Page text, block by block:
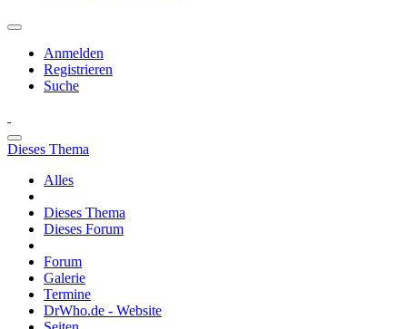
Anmelden
Registrieren
Suche
Dieses Thema
Alles
Dieses Thema
Dieses Forum
Forum
Galerie
Termine
DrWho.de - Website